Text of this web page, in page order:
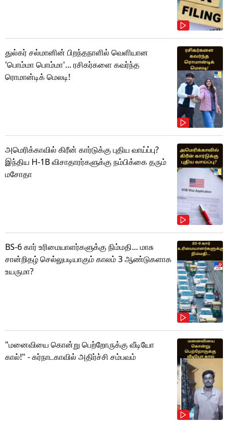
துல்கர் சல்மானின் பிறந்தநாளில் வெளியான
'பொம்மா பொம்மா'... ரசிகர்களை கவர்ந்த
ரொமான்டிக் மெலடி!
அமெரிக்காவில் கிரீன் கார்டுக்கு புதிய வாய்ப்பு?
இந்திய H-1B விசாதாரர்களுக்கு நம்பிக்கை தரும்
மசோதா
BS-6 கார் உரிமையாளர்களுக்கு நிம்மதி... மாசு
சான்றிதழ் செல்லுபடியாகும் காலம் 3 ஆண்டுகளாக
உயருமா?
"மனைவியை கொன்று பெற்றோருக்கு வீடியோ
கால்!" - கர்நாடகாவில் அதிர்ச்சி சம்பவம்